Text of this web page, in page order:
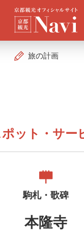
旅の計画
ット・サー
駒札・歌碑
本隆寺